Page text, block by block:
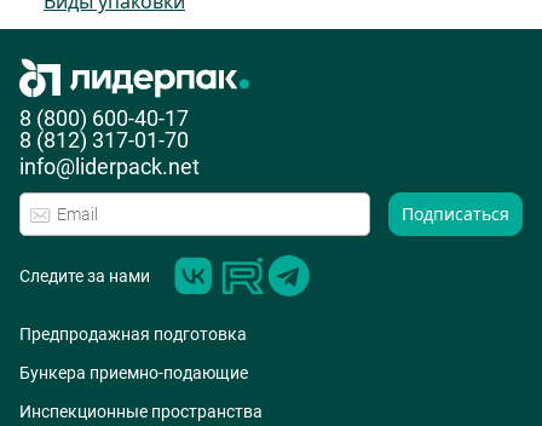
8 (800) 600-40-17
8 (812) 317-01-70
info@liderpack.net
Подписаться
Следите за нами
Предпродажная подготовка
Бункера приемно-подающие
Инспекционные пространства